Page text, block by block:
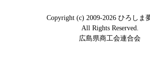
Copyright (c) 2009-2026 ひろしま
All Rights Reserved.
広島県商工会連合会